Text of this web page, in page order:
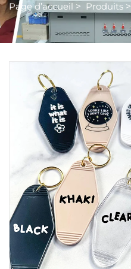
Page d’accueil > Produits >